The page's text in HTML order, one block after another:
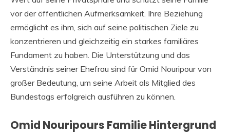
vor der öffentlichen Aufmerksamkeit. Ihre Beziehung
ermöglicht es ihm, sich auf seine politischen Ziele zu
konzentrieren und gleichzeitig ein starkes familiäres
Fundament zu haben. Die Unterstützung und das
Verständnis seiner Ehefrau sind für Omid Nouripour von
großer Bedeutung, um seine Arbeit als Mitglied des
Bundestags erfolgreich ausführen zu können.
Omid Nouripours Familie Hintergrund